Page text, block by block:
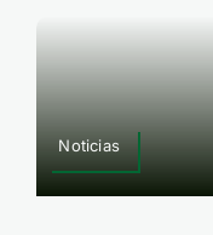
Noticias